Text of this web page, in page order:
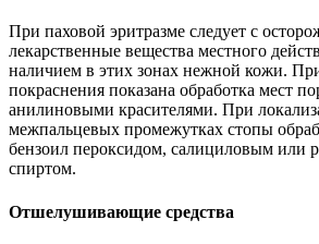
При паховой эритразме следует с
лекарственные вещества местного
наличием в этих зонах нежной кожи.
покраснения показана обработка мест
анилиновыми красителями. При
межпальцевых промежутках стопы
бензоил пероксидом, салициловым или
спиртом.
Отшелушивающие средства